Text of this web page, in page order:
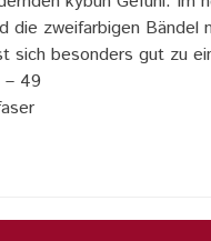
zweifarbigen
besonders gut zu
– 49